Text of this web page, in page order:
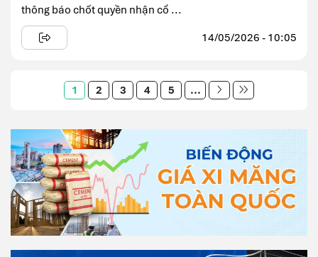
thông báo chốt quyền nhận cổ ...
14/05/2026 - 10:05
1 2 3 4 5 ...